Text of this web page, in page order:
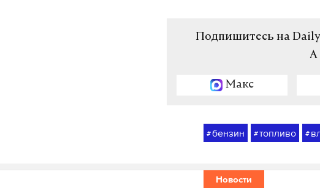
Подпишитесь на
А
Макс
#бензин #топливо #
Новости